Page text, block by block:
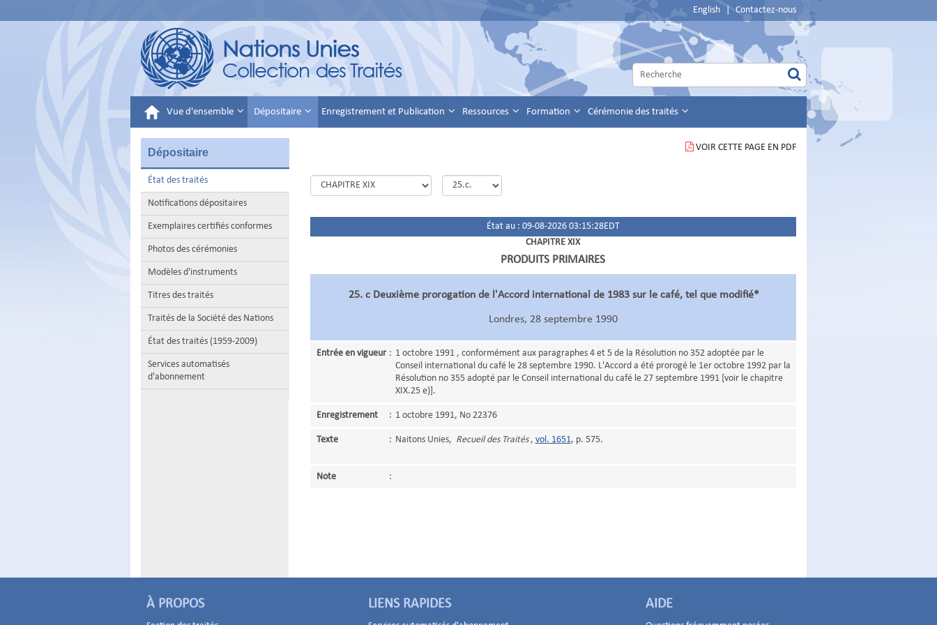
English | Contactez-nous
Vue d'ensemble Dépositaire Enregistrement et Publication Ressources Formation Cérémonie des traités
Dépositaire
État des traités
Notifications dépositaires
Exemplaires certifiés conformes
Photos des cérémonies
Modèles d'instruments
Titres des traités
Traités de la Société des Nations
État des traités (1959-2009)
Services automatisés
d'abonnement
VOIR CETTE PAGE EN PDF
État au : 09-08-2026 03:15:28EDT
CHAPITRE XIX
PRODUITS PRIMAIRES
25. c Deuxième prorogation de l'Accord international de 1983 sur le café, tel que modifié*
Londres, 28 septembre 1990
Entrée en vigueur : 1 octobre 1991 , conformément aux paragraphes 4 et 5 de la Résolution no 352 adoptée par le
Conseil international du café le 28 septembre 1990. L'Accord a été prorogé le 1er octobre 1992 par la
Résolution no 355 adopté par le Conseil international du café le 27 septembre 1991 [voir le chapitre
XIX.25 e)].
Enregistrement : 1 octobre 1991, No 22376
Texte : Naitons Unies, Recueil des Traités, vol. 1651, p. 575.
Note :
À PROPOS LIENS RAPIDES AIDE